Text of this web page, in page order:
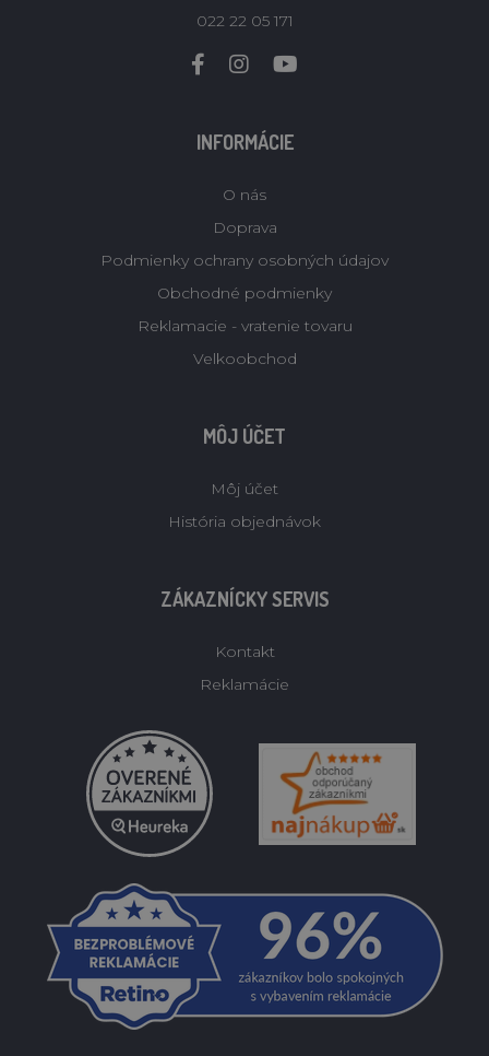
022 22 05 171
INFORMÁCIE
O nás
Doprava
Podmienky ochrany osobných údajov
Obchodné podmienky
Reklamacie - vratenie tovaru
Velkoobchod
MÔJ ÚČET
Môj účet
História objednávok
ZÁKAZNÍCKY SERVIS
Kontakt
Reklamácie